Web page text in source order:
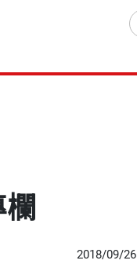
2018/09/26